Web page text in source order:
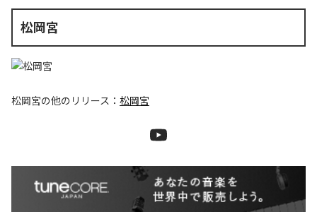
松岡宮
松岡宮の他のリリース： 松岡宮